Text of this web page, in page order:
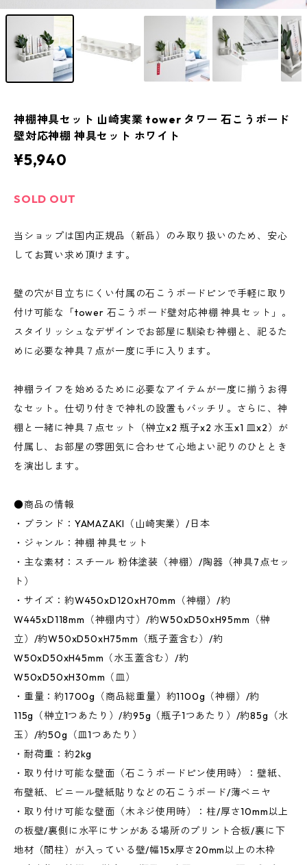
神棚神具セット 山崎実業 tower タワー 石こうボード
壁対応神棚 神具セット ホワイト
¥5,940
SOLD OUT
当ショップは国内正規品（新品）のみ取り扱いのため、安心
してお買い求め頂けます。
壁の穴が目立ちにくい付属の石こうボードピンで手軽に取り
付け可能な「tower 石こうボード壁対応神棚 神具セット」。
スタイリッシュなデザインでお部屋に馴染む神棚と、祀るた
めに必要な神具７点が一度に手に入ります。
神棚ライフを始めるために必要なアイテムが一度に揃うお得
なセット。仕切り付きで神札の設置もバッチリ。さらに、神
棚と一緒に神具７点セット（榊立x2 瓶子x2 水玉x1 皿x2）が
付属し、お部屋の雰囲気に合わせて心地よい祀りのひととき
を演出します。
●商品の情報
・ブランド：YAMAZAKI（山崎実業）/日本
・ジャンル：神棚 神具セット
・主な素材：スチール 粉体塗装（神棚）/陶器（神具7点セッ
ト）
・サイズ：約W450xD120xH70mm（神棚）/約
W445xD118mm（神棚内寸）/約W50xD50xH95mm（榊
立）/約W50xD50xH75mm（瓶子蓋含む）/約
W50xD50xH45mm（水玉蓋含む）/約
W50xD50xH30mm（皿）
・重量：約1700g（商品総重量）約1100g（神棚）/約
115g（榊立1つあたり）/約95g（瓶子1つあたり）/約85g（水
玉）/約50g（皿1つあたり）
・耐荷重：約2kg
・取り付け可能な壁面（石こうボードピン使用時）：壁紙、
布壁紙、ビニール壁紙貼りなどの石こうボード/薄ベニヤ
・取り付け可能な壁面（木ネジ使用時）：柱/厚さ10mm以上
の板壁/裏側に水平にサンがある場所のプリント合板/裏に下
地材（間柱）が入っている壁/幅15x厚さ20mm以上の木枠